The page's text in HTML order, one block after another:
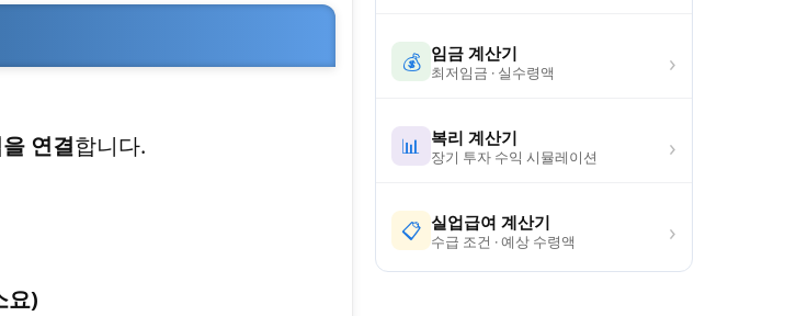
연결합니다.
요)
💰 임금 계산기
최저임금 · 실수령액 ›
📊 복리 계산기
장기 투자 수익 시뮬레이션 ›
📋 실업급여 계산기
수급 조건 · 예상 수령액 ›